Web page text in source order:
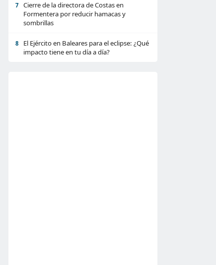
7
Cierre de la directora de Costas en
Formentera por reducir hamacas y
sombrillas
8
El Ejército en Baleares para el eclipse: ¿Qué
impacto tiene en tu día a día?